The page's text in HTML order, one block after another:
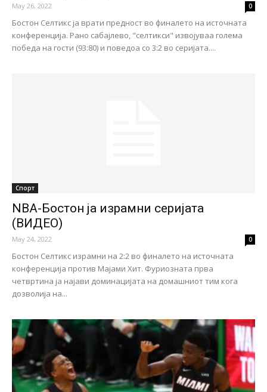
May 26, 2022 0
Бостон Селтикс ја врати предност во финалето на источната
конференција. Рано сабајлево, "селтикси" извојуваа голема
победа на гости (93:80) и поведоа со 3:2 во серијата....
Спорт
NBA-Бостон ја израмни серијата
(ВИДЕО)
May 24, 2022 0
Бостон Селтикс израмни на 2:2 во финалето на источната
конференција против Мајами Хит. Фуриозната прва
четвртина ја најави доминацијата на домашниот тим кога
дозволија на...